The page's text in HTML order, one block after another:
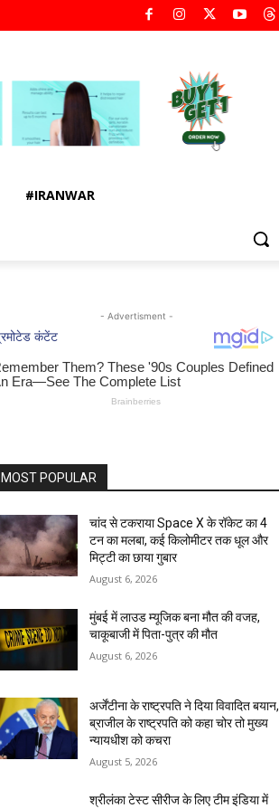
#IRANWAR
- Advertisment -
MOST POPULAR
चांद से टकराया Space X के रॉकेट का 4
टन का मलबा, कई किलोमीटर तक धूल और
मिट्टी का छाया गुबार
August 6, 2026
मुंबई में लाउड म्यूजिक बना मौत की वजह,
चाकूबाजी में पिता-पुत्र की मौत
August 6, 2026
अर्जेंटीना के राष्ट्रपति ने दिया विवादित बयान,
ब्राजील के राष्ट्रपति को कहा चोर तो मुख्य
न्यायधीश को कचरा
August 5, 2026
श्रीलंका टेस्ट सीरीज के लिए टीम इंडिया में